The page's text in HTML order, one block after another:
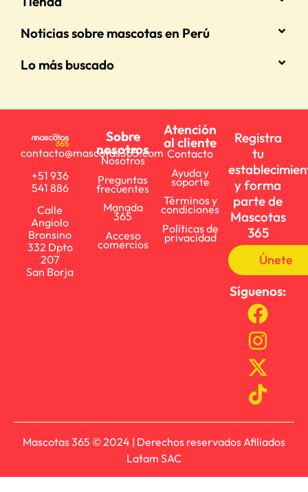
Noticias sobre mascotas en Perú
Lo más buscado
contacto@mascotas365.com
+51 936
541 886
Calle
Angiolo
Bronsino
332 Dpto
207
San Borja
Sobre
nosotros
Nosotros
Preguntas
frecuentes
Manada
365
Acceso
comercios
Atención
al cliente
Contacto
Ayuda y
soporte
Términos y
condiciones
Políticas de
privacidad
Registra
tu
y forma
parte de
Mascotas
365
Únete
Síguenos:
Mascotas 365 © 2024 | Derechos reservados Afiliados
Latam SAC